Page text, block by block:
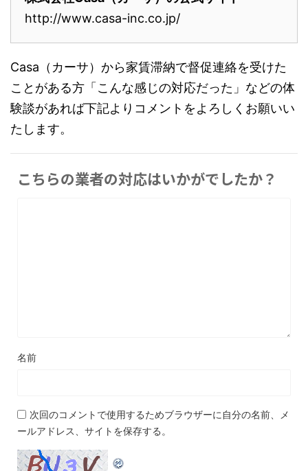
http://www.casa-inc.co.jp/
Casa（カーサ）から家賃滞納で督促連絡を受けた
ことがある方「こんな感じの対応だった」などの体
験談があれば下記よりコメントをよろしくお願いい
たします。
こちらの業者の対応はいかがでしたか？
名前
次回のコメントで使用するためブラウザーに自分の名前、メ
ールアドレス、サイトを保存する。